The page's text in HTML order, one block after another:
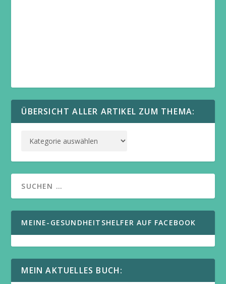
ÜBERSICHT ALLER ARTIKEL ZUM THEMA:
MEINE-GESUNDHEITSHELFER AUF FACEBOOK
MEIN AKTUELLES BUCH: